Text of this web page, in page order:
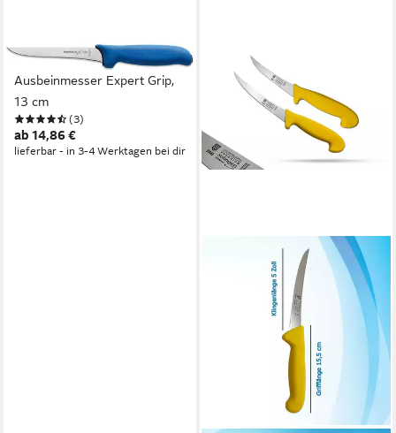
Ausbeinmesser Expert Grip,
13 cm
(3)
ab 14,86 €
lieferbar - in 3-4 Werktagen bei dir